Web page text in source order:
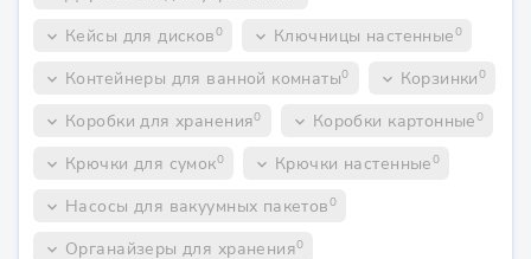
keyboard_arrow_down Кейсы для дисков0 keyboard_arrow_down Ключницы настенные0
keyboard_arrow_down Контейнеры для ванной комнаты0 keyboard_arrow_down Корзинки0
keyboard_arrow_down Коробки для хранения0 keyboard_arrow_down Коробки картонные0
keyboard_arrow_down Крючки для сумок0 keyboard_arrow_down Крючки настенные0
keyboard_arrow_down Насосы для вакуумных пакетов0
keyboard_arrow_down Органайзеры для хранения0